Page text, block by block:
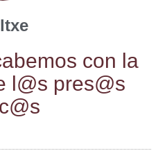
con la
l@s pres@s